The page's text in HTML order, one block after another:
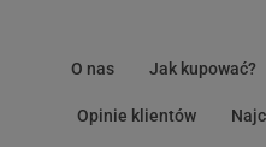
O nas Jak kupować?
Opinie klientów